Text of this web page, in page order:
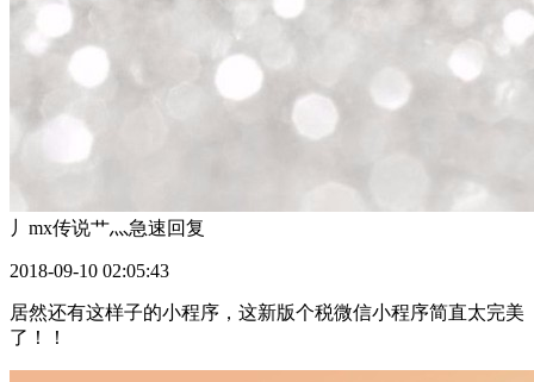
丿mx传说艹灬急速回复
2018-09-10 02:05:43
居然还有这样子的小程序，这新版个税微信小程序简直太完美
了！！